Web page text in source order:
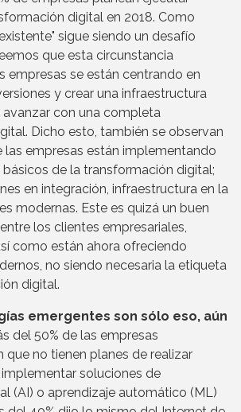
digital en 2018. Como
sigue siendo un desafío
que esta circunstancia
empresas se están centrando en
y crear una infraestructura
con una completa
Dicho esto, también se observan
las empresas están implementando
de la transformación digital;
en integración, infraestructura en la
modernas. Este es quizá un buen
los clientes empresariales,
como están ahora ofreciendo
no siendo necesaria la etiqueta
digital.
emergentes son sólo eso, aún
del 50% de las empresas
que no tienen planes de realizar
soluciones de
(AI) o aprendizaje automático (ML)